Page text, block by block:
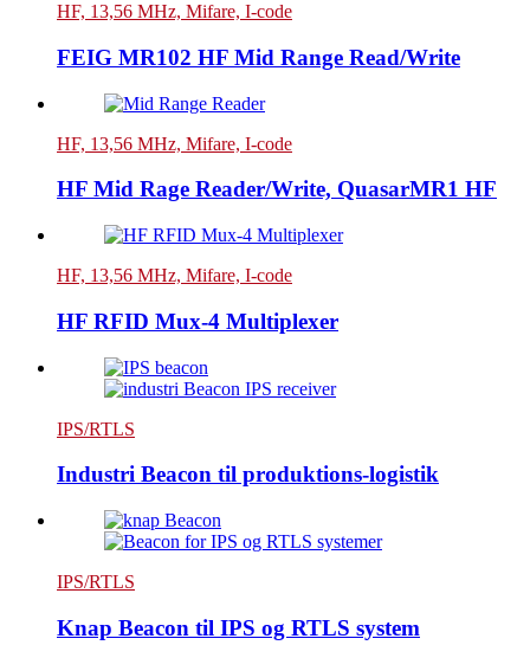
HF, 13,56 MHz, Mifare, I-code
FEIG MR102 HF Mid Range Read/Write
HF, 13,56 MHz, Mifare, I-code
HF Mid Rage Reader/Write, QuasarMR1 HF
HF, 13,56 MHz, Mifare, I-code
HF RFID Mux-4 Multiplexer
IPS/RTLS
Industri Beacon til produktions-logistik
IPS/RTLS
Knap Beacon til IPS og RTLS system